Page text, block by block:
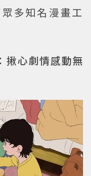
多知名漫畫工
揪心劇情感動無